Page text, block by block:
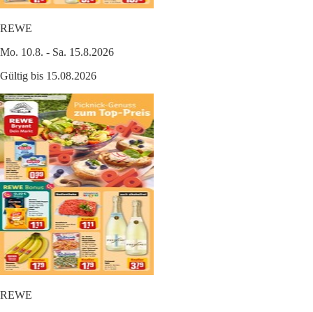
REWE
Mo. 10.8. - Sa. 15.8.2026
Gültig bis 15.08.2026
REWE